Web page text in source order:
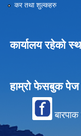
कर तथा शुल्कहरु
कार्यालय रहेको
हाम्रो फेसबुक पेज